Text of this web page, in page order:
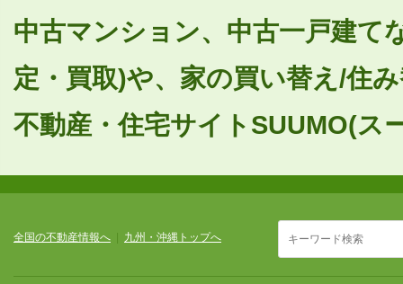
中古マンション、中古一戸建て
定・買取)や、家の買い替え/住
不動産・住宅サイトSUUMO(ス
全国の不動産情報へ 九州・沖縄トップへ